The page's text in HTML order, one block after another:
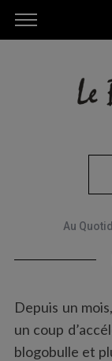
r
Au
Depuis un
un coup
blogobulle et